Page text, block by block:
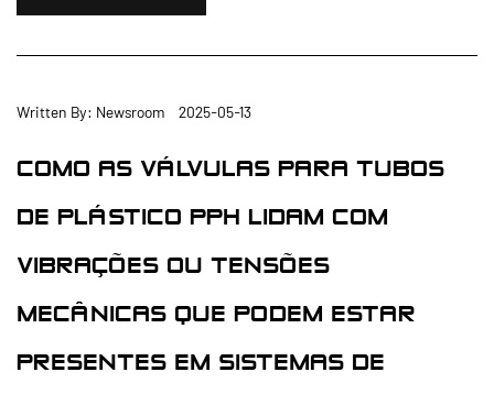
Written By: Newsroom 2025-05-13
COMO AS VÁLVULAS PARA TUBOS
DE PLÁSTICO PPH LIDAM COM
VIBRAÇÕES OU TENSÕES
MECÂNICAS QUE PODEM ESTAR
PRESENTES EM SISTEMAS DE